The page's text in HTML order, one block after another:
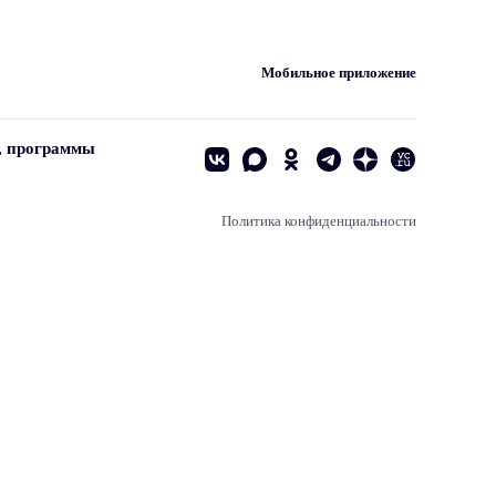
Мобильное приложение
программы
Политика конфиденциальности